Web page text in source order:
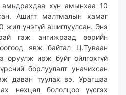
хүн амынхаа 10
Ашигт малтмалын хамаг
үнэгүй ашиглуулсан. Энэ
гэж ангижраад өөрийн
явж байтал Ц.Туваан
оруулж ирж буйг ойлгохгүй
борлуулалт уначихсан
даван туулах вэ. Урагшаа
нөхцөл бололцоо үүсгэх